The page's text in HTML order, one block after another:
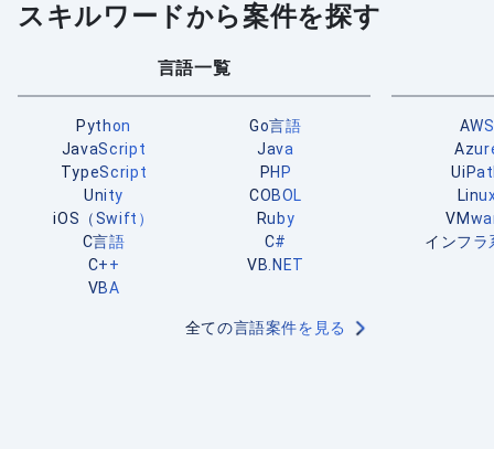
スキルワードから案件を探す
言語一覧
Python
Go言語
JavaScript
Java
TypeScript
PHP
Unity
COBOL
iOS（Swift）
Ruby
C言語
C#
C++
VB.NET
VBA
全ての言語案件を見る
AWS
インフラ